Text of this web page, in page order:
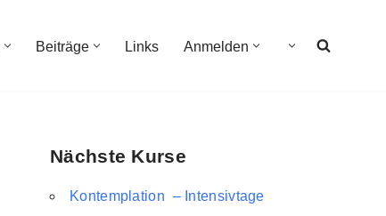
Beiträge Links Anmelden
Nächste Kurse
Kontemplation – Intensivtage